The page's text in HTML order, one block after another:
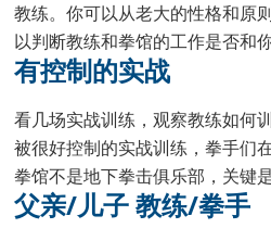
教练。你可以从老大的性格和原
以判断教练和拳馆的工作是否和你
有控制的实战
看几场实战训练，观察教练如何
被很好控制的实战训练，拳手们
拳馆不是地下拳击俱乐部，关键
父亲/儿子 教练/拳手